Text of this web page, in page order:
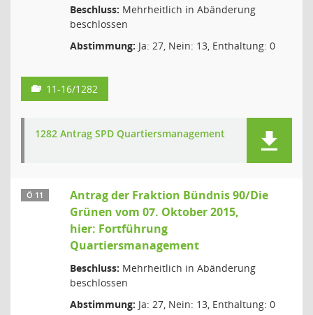
Beschluss: Mehrheitlich in Abänderung
beschlossen
Abstimmung: Ja: 27, Nein: 13, Enthaltung: 0
11-16/1282
1282 Antrag SPD Quartiersmanagement
Ö 11
Antrag der Fraktion Bündnis 90/Die
Grünen vom 07. Oktober 2015,
hier: Fortführung
Quartiersmanagement
Beschluss: Mehrheitlich in Abänderung
beschlossen
Abstimmung: Ja: 27, Nein: 13, Enthaltung: 0